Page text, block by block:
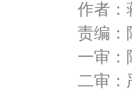
作者：
责编：
一审：
二审：